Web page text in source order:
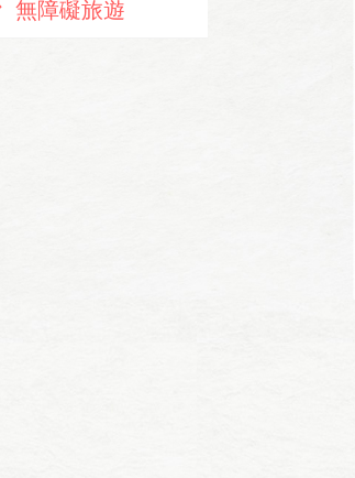
無障礙旅遊